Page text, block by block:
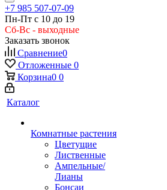
+7 985 507-07-09
Пн-Пт с 10 до 19
Сб-Вс - выходные
Заказать звонок
Сравнение0
Отложенные 0
Корзина0 0
Каталог
Комнатные растения
Цветущие
Лиственные
Ампельные/
Лианы
Бонсаи